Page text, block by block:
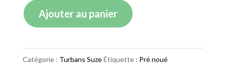
quantité
de
Ajouter au panier
Catégorie : Turbans SuzeÉtiquette : Pré noué